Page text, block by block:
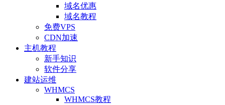
域名优惠
域名教程
免费VPS
CDN加速
主机教程
新手知识
软件分享
建站运维
WHMCS
WHMCS教程